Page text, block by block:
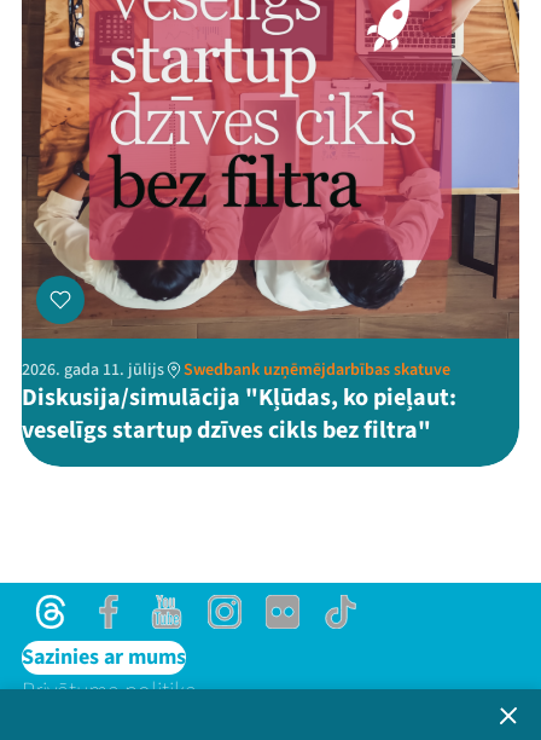
2026. gada 11. jūlijs Swedbank uzņēmējdarbības skatuve
Diskusija/simulācija "Kļūdas, ko pieļaut:
veselīgs startup dzīves cikls bez filtra"
ThreadsFacebookYoutubeInstagram
Flick TikTok
Sazinies ar mums
Privātuma politika